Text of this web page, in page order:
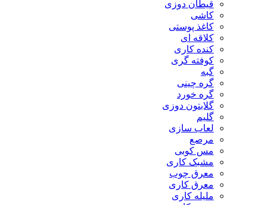
قیطان دوزی
کاشی
کاغذ پوستی
کلاقه ای
کنده کاری
کوفته گری
گبه
گره چینی
گره خورد
گلابتون دوزی
گلیم
لعاب سازی
مرصع
مس کوبی
مشبک کاری
معرق چوب
معرق کاری
مليله کاری